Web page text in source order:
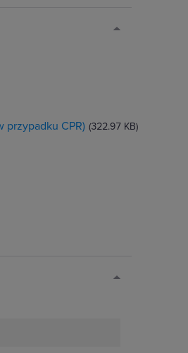
przypadku CPR) (322.97 KB)